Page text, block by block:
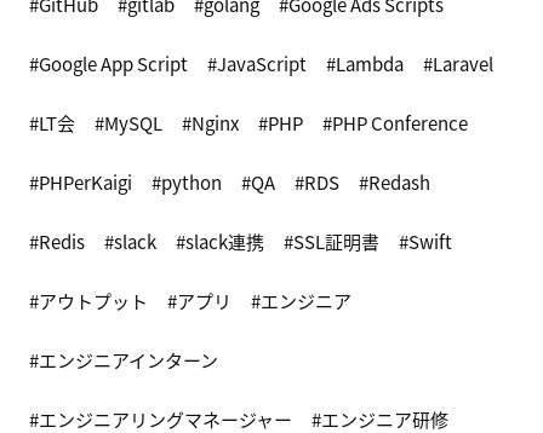
Google App Script JavaScript Lambda Laravel
LT会 MySQL Nginx PHP PHP Conference
PHPerKaigi python QA RDS Redash
Redis slack slack連携 SSL証明書 Swift
アウトプット アプリ エンジニア
エンジニアインターン
エンジニアリングマネージャー エンジニア研修